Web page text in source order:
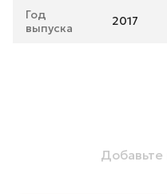
Год
выпуска
2017